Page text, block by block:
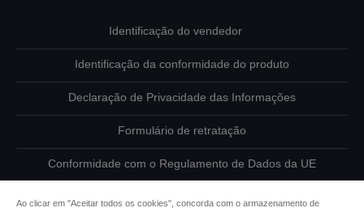
Identificação do vendedor
Identificação da conformidade do produto
Declaração de Privacidade das Informações
Formulário de retratação
Conformidade com o Regulamento de Dados da UE
Ao clicar em "Aceitar todos os cookies", concorda com o armazenamento de